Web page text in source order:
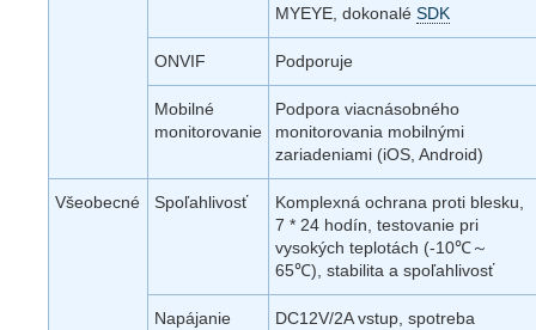
MYEYE, dokonalé SDK
ONVIF Podporuje
Mobilné
monitorovanie
Podpora viacnásobného
monitorovania mobilnými
zariadeniami (iOS, Android)
Všeobecné Spoľahlivosť
Komplexná ochrana proti blesku,
7 * 24 hodín, testovanie pri
vysokých teplotách (-10℃～
65℃), stabilita a spoľahlivosť
Napájanie
DC12V/2A vstup, spotreba